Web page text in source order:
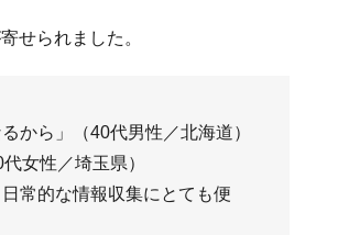
せられました。
から」（40代男性／北海道）
女性／埼玉県）
常的な情報収集にとても便